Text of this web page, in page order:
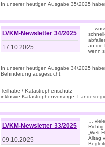
In unserer heutigen Ausgabe 35/2025
LVKM-Newsletter 34/2025
17.10.2025
…
an die
wenn
In unserer heutigen Ausgabe 34/2025
Behinderung ausgesucht:
Teilhabe / Katastrophenschutz
inklusive Katastrophenvorsorge:
LVKM-Newsletter 33/2025
09.10.2025
…
Alltag